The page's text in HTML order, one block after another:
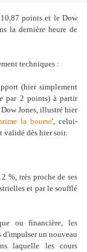
points et le Dow
la dernière heure de
techniques :
(hier simplement
par 2 points) à partir
Jones, illustré hier
la bourse', celui-
validé dès hier soir.
%, très proche de ses
et par le soufflé
ou financière, les
d'impulser un nouveau
laquelle les cours